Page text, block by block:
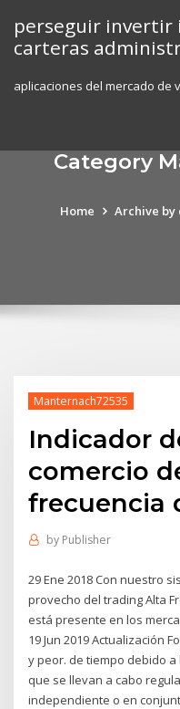
content
perseguir invertir
carteras
aplicaciones del mercado de
Category
Home Archive by
Manternach72535
Indicador
comercio
frecuencia
by Publisher
29 Ene 2018 Con nuestro
provecho del trading Alta
está presente en los
19 Jun 2019 Actualización
y peor. de tiempo debido
que se llevan a cabo
independiente o en